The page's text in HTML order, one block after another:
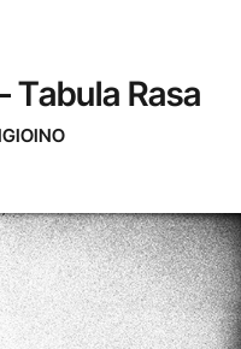
Tabula Rasa